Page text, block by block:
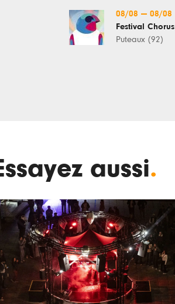
08/08 — 08/08
Festival Chorus
Puteaux (92)
aussi.